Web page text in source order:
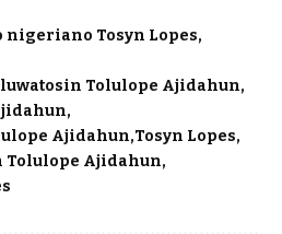
nigeriano Tosyn Lopes
Tolulope Ajidahun
Ajidahun Tosyn Lopes
Tolulope Ajidahun